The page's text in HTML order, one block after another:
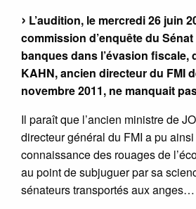
L’audition, le mercredi 26 juin
commission d’enquête du
banques dans l’évasion fiscale,
KAHN, ancien directeur du FMI
novembre 2011, ne manquait
Il paraît que l’ancien ministre de
directeur général du FMI a pu
connaissance des rouages de
au point de subjuguer par sa
sénateurs transportés aux anges…